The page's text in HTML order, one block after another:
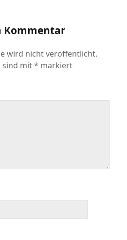
Kommentar
wird nicht veröffentlicht.
sind mit* markiert